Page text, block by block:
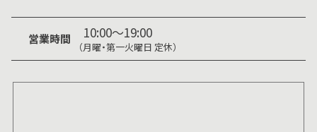
営業時間 10:00～19:00
（月曜・第一火曜日 定休）